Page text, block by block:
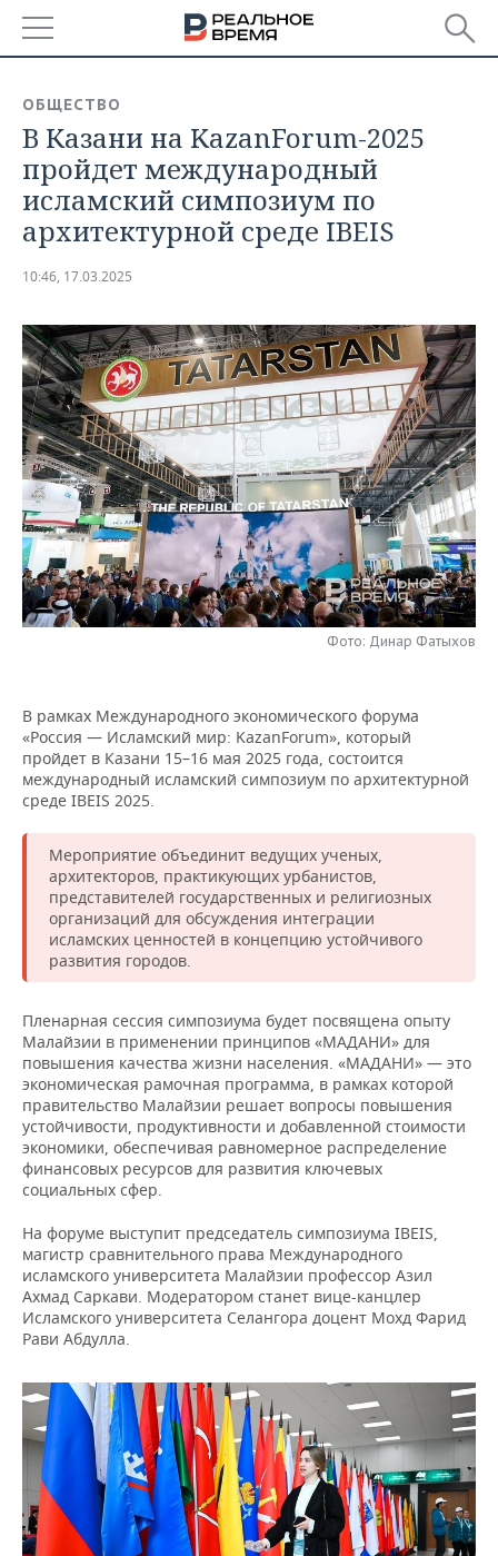
БАШКОРТОСТАН
ТАТАРСТАН
УДМУРТИЯ
НОВОСТИ
АНАЛИТИКА
НОВОСТИ АНАЛИТИКИ
ДЕКЛАРАЦИИ О ДОХОДАХ
КОРОЛИ ГОСЗАКАЗА ПФО
ВУЗЫ ТАТАРСТАНА
КОМУ ПРИНАДЛЕЖАТ
ТОРГОВЫЕ ЦЕНТРЫ
ТАТАРСТАНА
ЭКОНОМИКА
НОВОСТИ ЭКОНОМИКИ
ФИНАНСЫ
БАНКИ
БЮДЖЕТ
ИНВЕСТИЦИИ
ПРОМЫШЛЕННОСТЬ
НОВОСТИ
ПРОМЫШЛЕННОСТИ
АГРОПРОМ
МАШИНОСТРОЕНИЕ
НЕФТЕХИМИЯ
НЕФТЬ
ОПК
НЕДВИЖИМОСТЬ
НОВОСТИ НЕДВИЖИМОСТИ
АВТО
НОВОСТИ АВТО
БИЗНЕС
НОВОСТИ БИЗНЕСА
РОЗНИЧНАЯ ТОРГОВЛЯ
ТРАНСПОРТ
ТЕХНОЛОГИИ
НОВОСТИ ТЕХНОЛОГИЙ
IT
МЕРОПРИЯТИЯ
НОВОСТИ МЕРОПРИЯТИЙ
ONLINE-КОНФЕРЕНЦИИ
ОТКРЫТАЯ ЛЕКЦИЯ
СПОРТ
ХОККЕЙ
БАСКЕТБОЛ
ВОЛЕЙБОЛ
КИБЕРСПОРТ
ФИГУРНОЕ КАТАНИЕ
ХОККЕЙ С МЯЧОМ
ВЛАСТЬ
ИНФРАСТРУКТУРА
ИСТОРИЯ
КУЛЬТУРА
МЕДИЦИНА
ПРОИСШЕСТВИЯ
СЮЖЕТЫ
СПРАВОЧНИК
СПИСОК ПЕРСОН
СПИСОК КОМПАНИЙ
ПОЛНАЯ ВЕРСИЯ
ОБЩЕСТВО
В Казани на KazanForum-2025
пройдет международный
исламский симпозиум по
архитектурной среде IBEIS
10:46, 17.03.2025
Фото: Динар Фатыхов
В рамках Международного экономического форума
«Россия — Исламский мир: KazanForum», который
пройдет в Казани 15–16 мая 2025 года, состоится
международный исламский симпозиум по архитектурной
среде IBEIS 2025.
Мероприятие объединит ведущих ученых,
архитекторов, практикующих урбанистов,
представителей государственных и религиозных
организаций для обсуждения интеграции
исламских ценностей в концепцию устойчивого
развития городов.
Пленарная сессия симпозиума будет посвящена опыту
Малайзии в применении принципов «МАДАНИ» для
повышения качества жизни населения. «МАДАНИ» — это
экономическая рамочная программа, в рамках которой
правительство Малайзии решает вопросы повышения
устойчивости, продуктивности и добавленной стоимости
экономики, обеспечивая равномерное распределение
финансовых ресурсов для развития ключевых
социальных сфер.
На форуме выступит председатель симпозиума IBEIS,
магистр сравнительного права Международного
исламского университета Малайзии профессор Азил
Ахмад Саркави. Модератором станет вице-канцлер
Исламского университета Селангора доцент Мохд Фарид
Рави Абдулла.